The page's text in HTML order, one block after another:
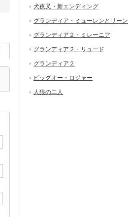
犬夜叉・新エンディング
グランディア・ミューレンとリーン
グランディア２・ミレーニア
グランディア２・リュード
グランディア２
ビッグオー・ロジャー
人狼の二人